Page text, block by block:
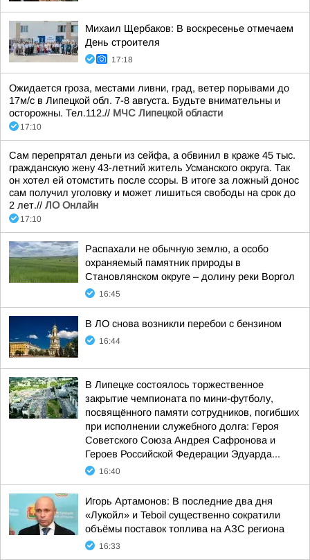
Михаил Щербаков: В воскресенье отмечаем
День строителя
17:18
Ожидается гроза, местами ливни, град, ветер порывами до
17м/с в Липецкой обл. 7-8 августа. Будьте внимательны и
осторожны. Тел.112.// МЧС Липецкой области
17:10
Сам перепрятал деньги из сейфа, а обвинил в краже 45 тыс.
гражданскую жену 43-летний житель Усманского округа. Так
он хотел ей отомстить после ссоры. В итоге за ложный донос
сам получил уголовку и может лишиться свободы на срок до
2 лет.// ЛО Онлайн
17:10
Распахали не обычную землю, а особо
охраняемый памятник природы в
Становлянском округе – долину реки Воргол
16:45
В ЛО снова возникли перебои с бензином
16:44
В Липецке состоялось торжественное
закрытие чемпионата по мини-футболу,
посвящённого памяти сотрудников, погибших
при исполнении служебного долга: Героя
Советского Союза Андрея Сафронова и
Героев Российской Федерации Эдуарда...
16:40
Игорь Артамонов: В последние два дня
«Лукойл» и Teboil существенно сократили
объёмы поставок топлива на АЗС региона
16:33